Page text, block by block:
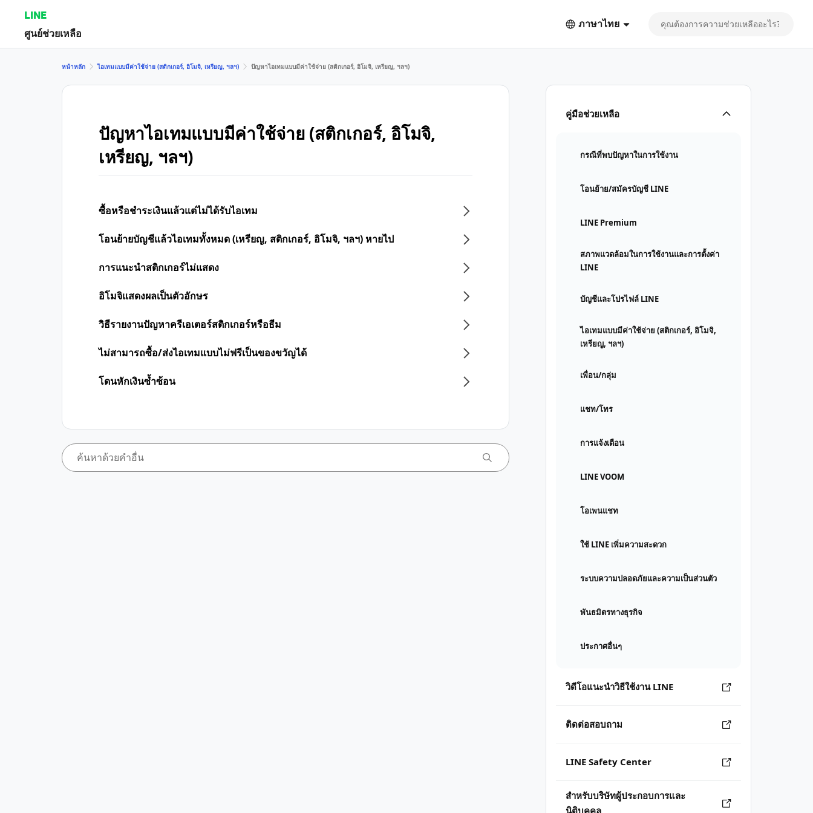
LINE
ศูนย์ช่วยเหลือ
ภาษาไทย
คู่มือช่วยเหลือ
กรณีที่พบปัญหาในการใช้งาน
โอนย้าย/สมัครบัญชี LINE
LINE Premium
สภาพแวดล้อมในการใช้งานและการตั้งค่า
LINE
บัญชีและโปรไฟล์ LINE
ไอเทมแบบมีค่าใช้จ่าย (สติกเกอร์, อิโมจิ,
เหรียญ, ฯลฯ)
เพื่อน/กลุ่ม
แชท/โทร
การแจ้งเตือน
LINE VOOM
โอเพนแชท
ใช้ LINE เพิ่มความสะดวก
ระบบความปลอดภัยและความเป็นส่วนตัว
พันธมิตรทางธุรกิจ
ประกาศอื่นๆ
วิดีโอแนะนำวิธีใช้งาน LINE
ติดต่อสอบถาม
LINE Safety Center
สำหรับบริษัทผู้ประกอบการและ
นิติบุคคล
หน้าหลัก ไอเทมแบบมีค่าใช้จ่าย (สติกเกอร์, อิโมจิ, เหรียญ, ฯลฯ) ปัญหาไอเทมแบบมีค่าใช้จ่าย (สติกเกอร์, อิโมจิ, เหรียญ, ฯลฯ)
ปัญหาไอเทมแบบมีค่าใช้จ่าย (สติกเกอร์, อิโมจิ,
เหรียญ, ฯลฯ)
ซื้อหรือชำระเงินแล้วแต่ไม่ได้รับไอเทม
โอนย้ายบัญชีแล้วไอเทมทั้งหมด (เหรียญ, สติกเกอร์, อิโมจิ, ฯลฯ) หายไป
การแนะนำสติกเกอร์ไม่แสดง
อิโมจิแสดงผลเป็นตัวอักษร
วิธีรายงานปัญหาครีเอเตอร์สติกเกอร์หรือธีม
ไม่สามารถซื้อ/ส่งไอเทมแบบไม่ฟรีเป็นของขวัญได้
โดนหักเงินซ้ำซ้อน